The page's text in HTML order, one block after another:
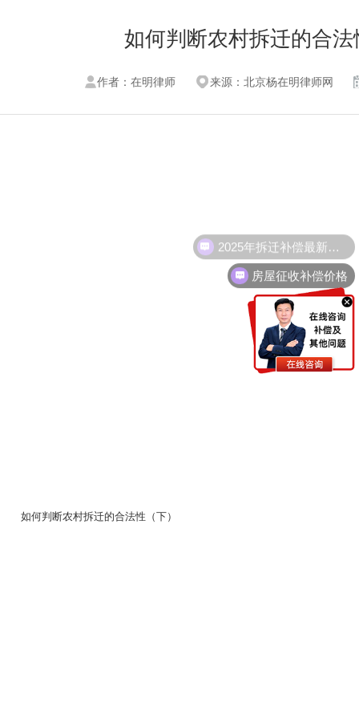
如何判断农村拆迁的合
作者：在明律师 来源：北京杨在明律师网
如何判断农村拆迁的合法性（下）
房屋征收补偿价格